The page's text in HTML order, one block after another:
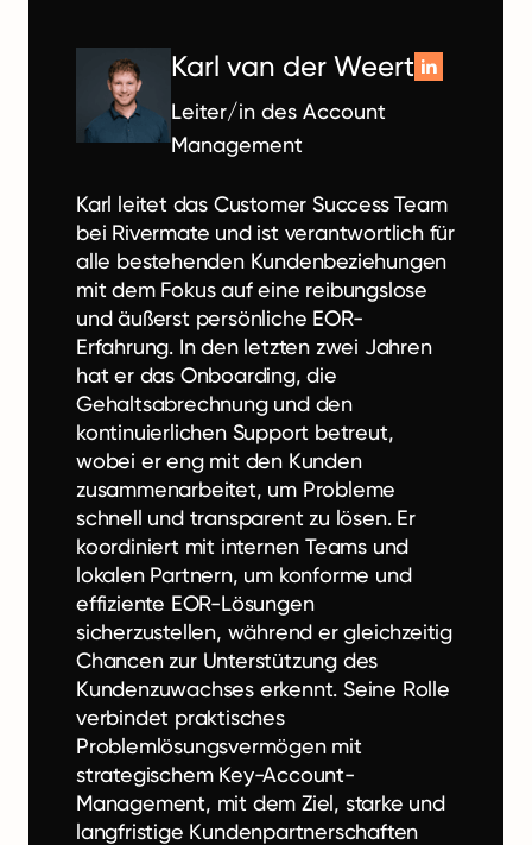
Karl van der Weert
Leiter/in des Account
Management
Karl leitet das Customer Success Team
bei Rivermate und ist verantwortlich für
alle bestehenden Kundenbeziehungen
mit dem Fokus auf eine reibungslose
und äußerst persönliche EOR-
Erfahrung. In den letzten zwei Jahren
hat er das Onboarding, die
Gehaltsabrechnung und den
kontinuierlichen Support betreut,
wobei er eng mit den Kunden
zusammenarbeitet, um Probleme
schnell und transparent zu lösen. Er
koordiniert mit internen Teams und
lokalen Partnern, um konforme und
effiziente EOR-Lösungen
sicherzustellen, während er gleichzeitig
Chancen zur Unterstützung des
Kundenzuwachses erkennt. Seine Rolle
verbindet praktisches
Problemlösungsvermögen mit
strategischem Key-Account-
Management, mit dem Ziel, starke und
langfristige Kundenpartnerschaften